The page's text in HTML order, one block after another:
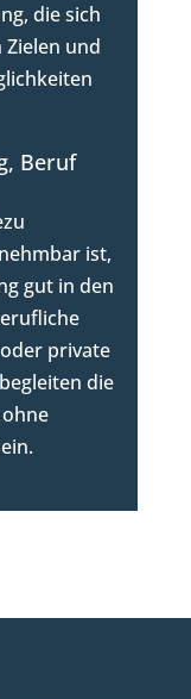
die sich
und
Beruf
ist,
gut in den
private
die